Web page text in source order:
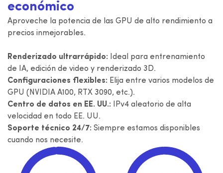
económico
Aproveche la potencia de las GPU de alto rendimiento a
precios inmejorables.
Renderizado ultrarrápido: Ideal para entrenamiento
de IA, edición de video y renderizado 3D.
Configuraciones flexibles: Elija entre varios modelos de
GPU (NVIDIA A100, RTX 3090, etc.).
Centro de datos en EE. UU.: IPv4 aleatorio de alta
velocidad en todo EE. UU.
Soporte técnico 24/7: Siempre estamos disponibles
cuando nos necesite.